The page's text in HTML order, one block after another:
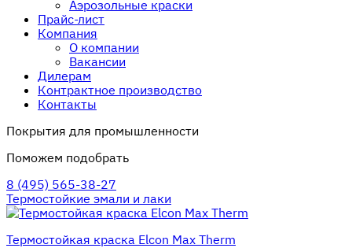
Аэрозольные краски
Прайс-лист
Компания
О компании
Вакансии
Дилерам
Контрактное производство
Контакты
Покрытия для промышленности
Поможем подобрать
8 (495) 565-38-27
Термостойкие эмали и лаки
Термостойкая краска Elcon Max Therm